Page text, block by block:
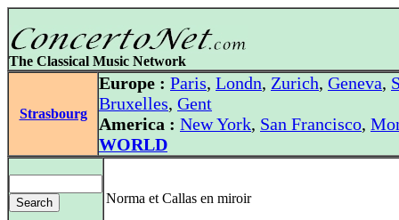
The Classical Music Network
Strasbourg
Europe : Paris, Londn, Zurich, Geneva,
Bruxelles, Gent
America : New York, San Francisco,
WORLD
Norma et Callas en miroir